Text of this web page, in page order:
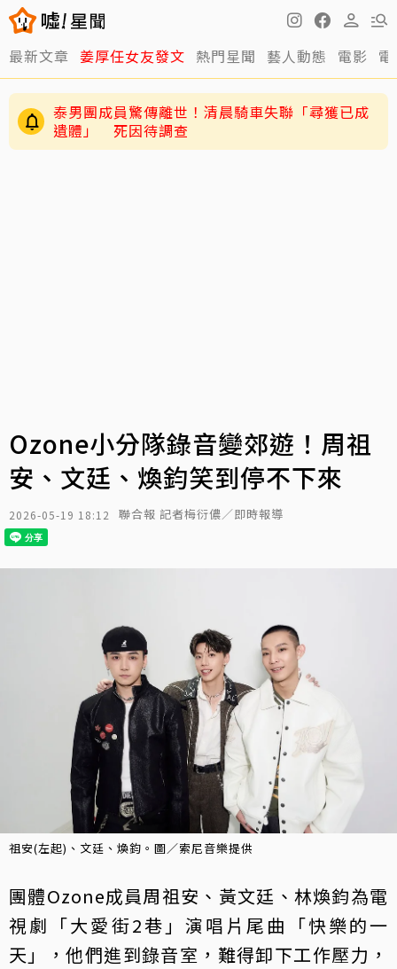
最新文章 姜厚任女友發文 熱門星聞 藝人動態 電影
泰男團成員驚傳離世！清晨騎車失聯「尋獲已成
遺體」 死因待調查
Ozone小分隊錄音變郊遊！周祖
安、文廷、煥鈞笑到停不下來
2026-05-19 18:12 聯合報 記者梅衍儂／即時報導
祖安(左起)、文廷、煥鈞。圖／索尼音樂提供
團體Ozone成員周祖安、黃文廷、林煥鈞為電
視劇「大愛街2巷」演唱片尾曲「快樂的一
天」，他們進到錄音室，難得卸下工作壓力，